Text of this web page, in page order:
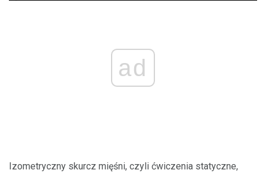
ad
Izometryczny skurcz mięśni, czyli ćwiczenia statyczne,